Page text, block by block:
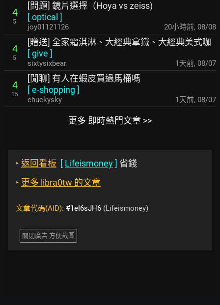
4
5
[問題] 鏡片選擇（Hoya vs zeiss)
[optical ]
joy01121126 20小時前, 08/08
4
5
[贈送] 全家霜淇淋、大經典拿鐵、大經典美式咖
[give ]
sixtysixbear 1天前, 08/07
4
15
[閒聊] 有人在蝦皮買過馬桶嗎
[e-shopping ]
chuckysky 1天前, 08/07
更多 即時熱門文章 >>
‣ 返回看板 [ Lifeismoney] 省錢
‣ 更多 libra0tw 的文章
文章代碼(AID): #1eI6sJH6 (Lifeismoney)
關閉廣告 方便截圖